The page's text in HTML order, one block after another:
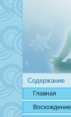
Содержание
Главная